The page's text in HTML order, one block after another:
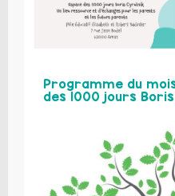
Programme du
des 1000 jours